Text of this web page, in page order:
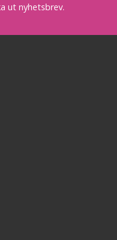
ut nyhetsbrev.